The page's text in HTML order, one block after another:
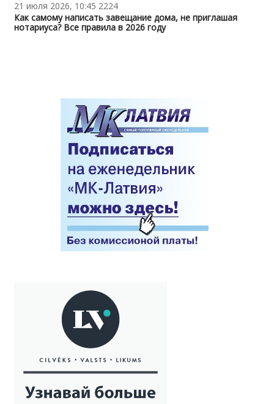
21 июля 2026, 10:45 2224
Как самому написать завещание дома, не приглашая
нотариуса? Все правила в 2026 году